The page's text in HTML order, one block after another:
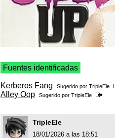
Fuentes identificadas
Kerberos Fang Sugerido por TripleEle
Alley Oop Sugerido por TripleEle
TripleEle
18/01/2026 a las 18:51